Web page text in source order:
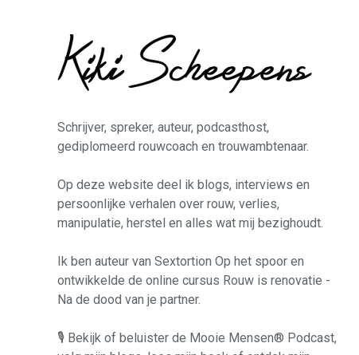
Schrijver, spreker, auteur, podcasthost,
gediplomeerd rouwcoach en trouwambtenaar.
Op deze website deel ik blogs, interviews en
persoonlijke verhalen over rouw, verlies,
manipulatie, herstel en alles wat mij bezighoudt.
Ik ben auteur van Sextortion Op het spoor en
ontwikkelde de online cursus Rouw is renovatie -
Na de dood van je partner.
🎙️ Bekijk of beluister de Mooie Mensen® Podcast,